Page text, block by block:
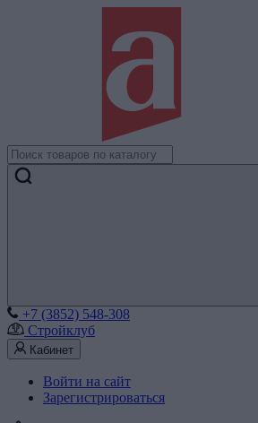
+7 (3852) 548-308
Стройклуб
Кабинет
Войти на сайт
Зарегистрироваться